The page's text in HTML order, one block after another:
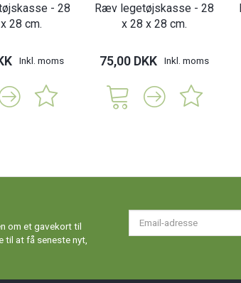
- 28
28 cm.
Inkl. moms
Ræv legetøjskasse - 28
x 28 x 28 cm.
75,00 DKK Inkl. moms
om et gavekort til
til at få seneste nyt,